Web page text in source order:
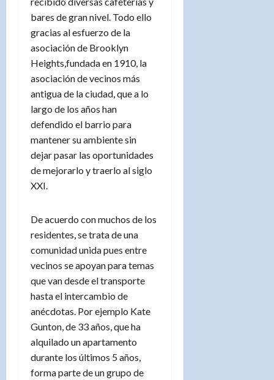
bares de gran nivel. Todo ello
gracias al esfuerzo de la
asociación de Brooklyn
Heights,fundada en 1910, la
asociación de vecinos más
antigua de la ciudad, que a lo
largo de los años han
defendido el barrio para
mantener su ambiente sin
dejar pasar las oportunidades
de mejorarlo y traerlo al siglo
XXI.
De acuerdo con muchos de los
residentes, se trata de una
comunidad unida pues entre
vecinos se apoyan para temas
que van desde el transporte
hasta el intercambio de
anécdotas. Por ejemplo Kate
Gunton, de 33 años, que ha
alquilado un apartamento
durante los últimos 5 años,
forma parte de un grupo de